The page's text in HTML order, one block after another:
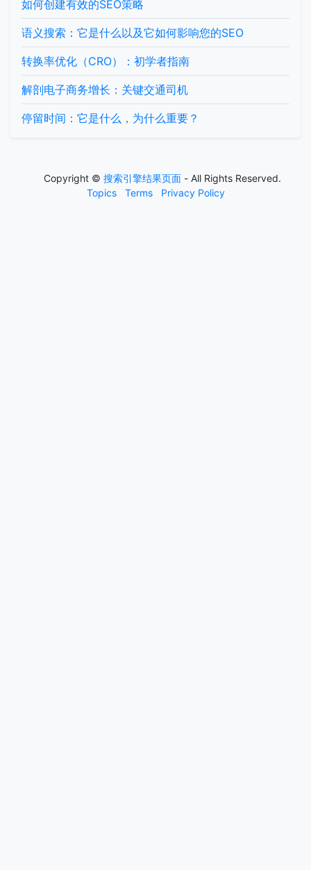
如何创建有效的SEO策略
语义搜索：它是什么以及它如何影响您的SEO
转换率优化（CRO）：初学者指南
解剖电子商务增长：关键交通司机
停留时间：它是什么，为什么重要？
Copyright © 搜索引擎结果页面 - All Rights Reserved.
Topics
Terms Privacy Policy